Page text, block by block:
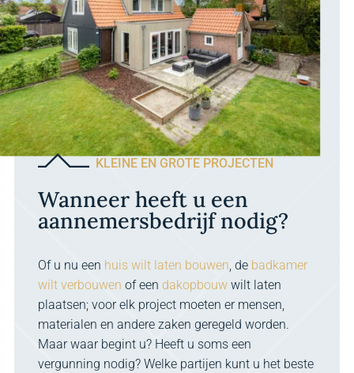
KLEINE EN GROTE PROJECTEN
Wanneer heeft u een
aannemersbedrijf nodig?
Of u nu een huis wilt laten bouwen, de badkamer
wilt verbouwen of een dakopbouwwilt laten
plaatsen; voor elk project moeten er mensen,
materialen en andere zaken geregeld worden.
Maar waar begint u? Heeft u soms een
vergunning nodig? Welke partijen kunt u het beste